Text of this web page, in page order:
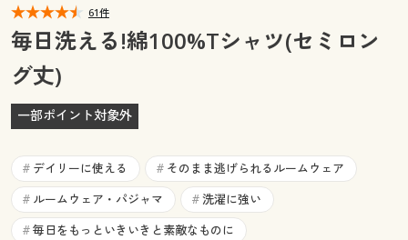
マイページ
閲覧履歴
お気に入り
サポート
ご利用ガイド
閲覧履歴
お気に入り
サポート
よくある質問とお問い合わせ
61件
毎日洗える!綿100%Tシャツ(セミロン
グ丈)
一部ポイント対象外
# デイリーに使える # そのまま逃げられるルームウェア
# ルームウェア・パジャマ # 洗濯に強い
# 毎日をもっといきいきと素敵なものに